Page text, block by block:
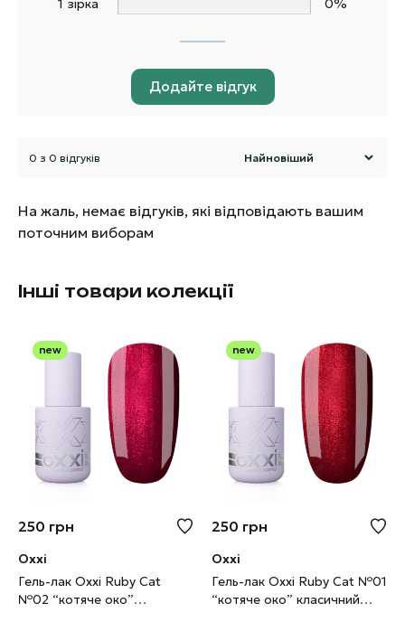
1 зірка 0%
Додайте відгук
0 з 0 відгуків
На жаль, немає відгуків, які відповідають вашим
поточним виборам
Інші товари колекції
new
250 грн
Oxxi
Гель-лак Oxxi Ruby Cat
№02 “котяче око”
new
250 грн
Oxxi
Гель-лак Oxxi Ruby Cat №01
“котяче око” класичний